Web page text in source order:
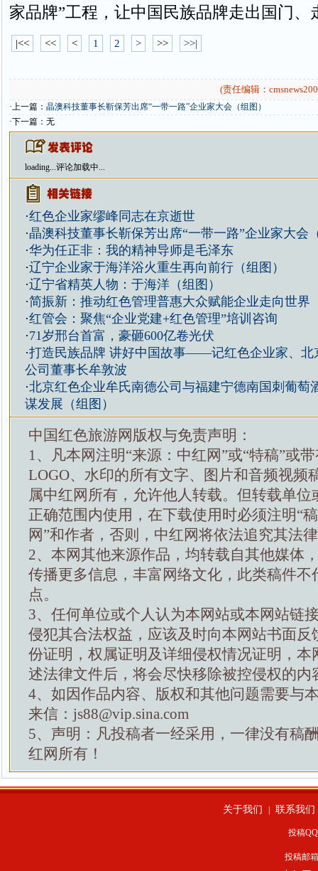
家品牌”工程，让中国民族品牌走出国门、
|<< << < 1 2 > >> >>|
(责任编辑：
·上一篇： 晶澳科技董事长靳保芳出席“一带一路”企业家大会（组图）
·下一篇：无
loading...评论加载中...
·红色企业家缪峰同志在京逝世
·晶澳科技董事长靳保芳出席“一带一路”企业家大会
·华为任正非：我的精神导师是毛泽东
·辽宁企业家于海洋浴火重生再向前行（组图）
·辽宁省精英人物：于海洋（组图）
·简振新：推动红色管理普惠大众赋能企业走向世界
·红管会：聚焦“企业党建+红色管理”培训咨询
·71岁邢台首富，豪砸600亿卷光伏
·打造民族品牌 讲好中国故事——记红色企业家、北
公司董事长牟敦波
·北京红色企业牟氏南德公司与福建宁德南国刺葡萄
谋发展（组图）
中国红色旅游网版权与免责声明：
1、凡本网注明“来源：中红网”或“特稿”或
LOGO、水印的所有文字、图片和音频视频
属中红网所有，允许他人转载。但转载单位
正确范围内使用，在下载使用时必须注明“
网”和作者，否则，中红网将依法追究其法
2、本网其他来源作品，均转载自其他媒体
传播更多信息，丰富网络文化，此类稿件不
点。
3、任何单位或个人认为本网站或本网站链
侵犯其合法权益，应该及时向本网站书面反
份证明，权属证明及详细侵权情况证明，本
述法律文件后，将会尽快移除被控侵权的内
4、如因作品内容、版权和其他问题需要与
来信：js88@vip.sina.com
5、声明：凡投稿者一经采用，一律没有稿
红网所有！
关于我们 联系我们
投稿
投稿邮